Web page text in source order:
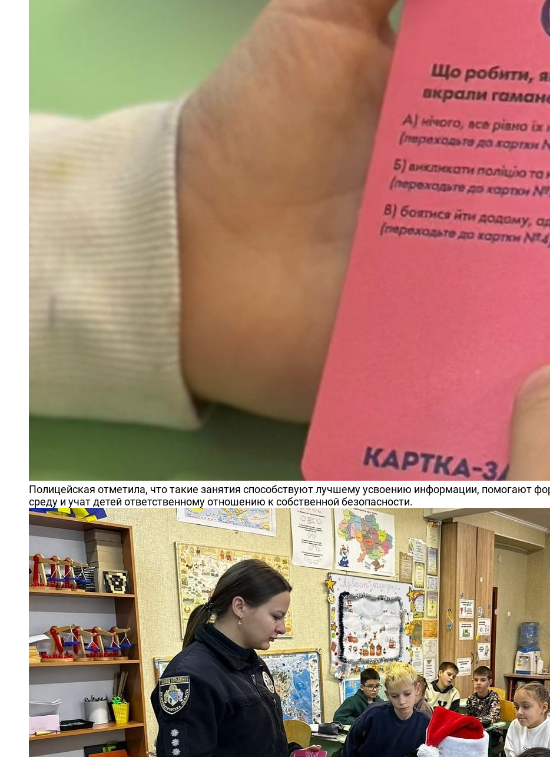
Полицейская отметила, что такие занятия способствуют лучшему усвоению информации, помогают
среду и учат детей ответственному отношению к собственной безопасности.